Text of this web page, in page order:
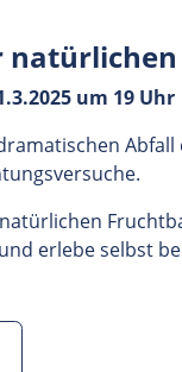
um 19 Uhr
erlebe selbst